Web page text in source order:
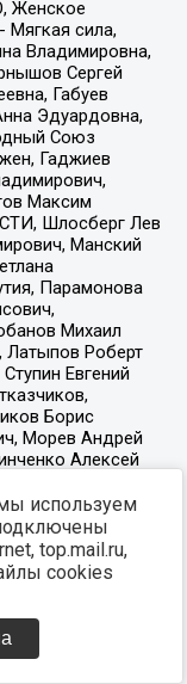
используем
top.mail.ru,
cookies